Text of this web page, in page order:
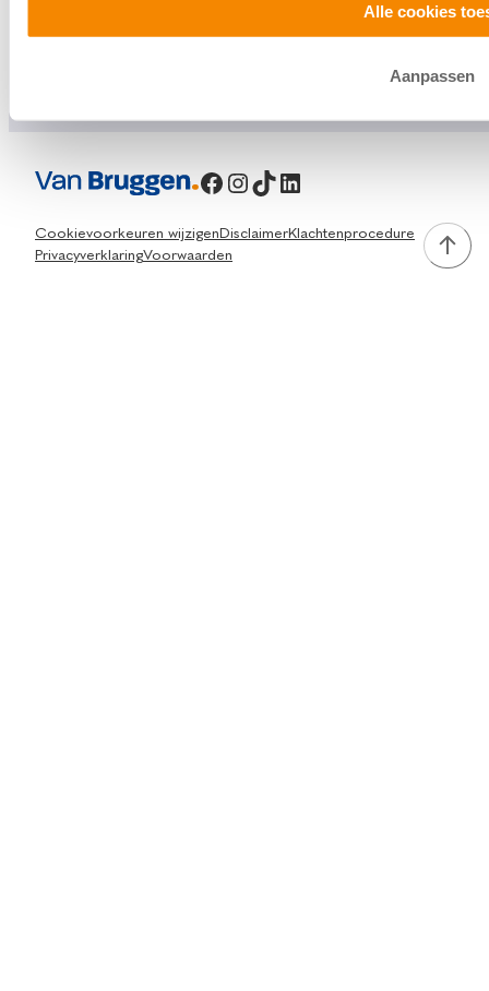
Alle cookies
Aanpassen
Facebook
Instagram
TikTok
LinkedIn
Cookievoorkeuren wijzigen DisclaimerKlachtenprocedure
PrivacyverklaringVoorwaarden